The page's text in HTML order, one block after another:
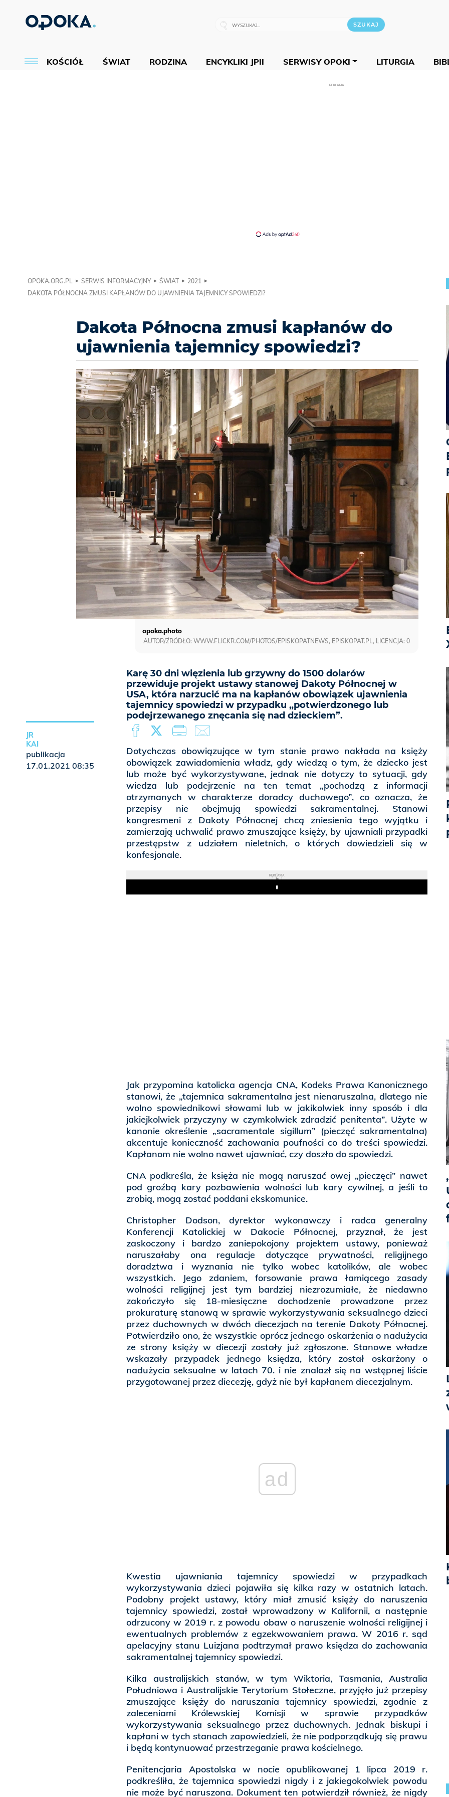
KOŚCIÓŁ ŚWIAT RODZINA ENCYKLIKI JPII SERWISY OPOKI LITURGIA
REKLAMA
OPOKA.ORG.PL SERWIS INFORMACYJNY ŚWIAT
2021
DAKOTA PÓŁNOCNA ZMUSI KAPŁANÓW DO UJAWNIENIA TAJEMNICY SPOWIEDZI?
Dakota Północna zmusi kapłanów do
ujawnienia tajemnicy spowiedzi?
Karę 30 dni więzienia lub grzywny do 1500 dolarów
przewiduje projekt ustawy stanowej Dakoty Północnej w
USA, która narzucić ma na kapłanów obowiązek ujawnienia
tajemnicy spowiedzi w przypadku „potwierdzonego lub
podejrzewanego znęcania się nad dzieckiem”.
opoka.photo
AUTOR/ŹRÓDŁO: WWW.FLICKR.COM/PHOTOS/EPISKOPATNEWS, EPISKOPAT.PL, LICENCJA: 0
Dotychczas obowiązujące w tym stanie prawo nakłada na księży
obowiązek zawiadomienia władz, gdy wiedzą o tym, że dziecko jest
lub może być wykorzystywane, jednak nie dotyczy to sytuacji, gdy
wiedza lub podejrzenie na ten temat „pochodzą z informacji
otrzymanych w charakterze doradcy duchowego”, co oznacza, że
przepisy nie obejmują spowiedzi sakramentalnej. Stanowi
kongresmeni z Dakoty Północnej chcą zniesienia tego wyjątku i
zamierzają uchwalić prawo zmuszające księży, by ujawniali przypadki
przestępstw z udziałem nieletnich, o których dowiedzieli się w
konfesjonale.
REKLAMA
Play
Jak przypomina katolicka agencja CNA, Kodeks Prawa Kanonicznego
stanowi, że „tajemnica sakramentalna jest nienaruszalna, dlatego nie
wolno spowiednikowi słowami lub w jakikolwiek inny sposób i dla
jakiejkolwiek przyczyny w czymkolwiek zdradzić penitenta”. Użyte w
kanonie określenie „sacramentale sigillum” (pieczęć sakramentalna)
akcentuje konieczność zachowania poufności co do treści spowiedzi.
Kapłanom nie wolno nawet ujawniać, czy doszło do spowiedzi.
CNA podkreśla, że księża nie mogą naruszać owej „pieczęci” nawet
pod groźbą kary pozbawienia wolności lub kary cywilnej, a jeśli to
zrobią, mogą zostać poddani ekskomunice.
Christopher Dodson, dyrektor wykonawczy i radca generalny
Konferencji Katolickiej w Dakocie Północnej, przyznał, że jest
zaskoczony i bardzo zaniepokojony projektem ustawy, ponieważ
naruszałaby ona regulacje dotyczące prywatności, religijnego
doradztwa i wyznania nie tylko wobec katolików, ale wobec
wszystkich. Jego zdaniem, forsowanie prawa łamiącego zasady
wolności religijnej jest tym bardziej niezrozumiałe, że niedawno
zakończyło się 18-miesięczne dochodzenie prowadzone przez
prokuraturę stanową w sprawie wykorzystywania seksualnego dzieci
przez duchownych w dwóch diecezjach na terenie Dakoty Północnej.
Potwierdziło ono, że wszystkie oprócz jednego oskarżenia o nadużycia
ze strony księży w diecezji zostały już zgłoszone. Stanowe władze
wskazały przypadek jednego księdza, który został oskarżony o
nadużycia seksualne w latach 70. i nie znalazł się na wstępnej liście
przygotowanej przez diecezję, gdyż nie był kapłanem diecezjalnym.
ad
Kwestia ujawniania tajemnicy spowiedzi w przypadkach
wykorzystywania dzieci pojawiła się kilka razy w ostatnich latach.
Podobny projekt ustawy, który miał zmusić księży do naruszenia
tajemnicy spowiedzi, został wprowadzony w Kalifornii, a następnie
odrzucony w 2019 r. z powodu obaw o naruszenie wolności religijnej i
ewentualnych problemów z egzekwowaniem prawa. W 2016 r. sąd
apelacyjny stanu Luizjana podtrzymał prawo księdza do zachowania
sakramentalnej tajemnicy spowiedzi.
Kilka australijskich stanów, w tym Wiktoria, Tasmania, Australia
Południowa i Australijskie Terytorium Stołeczne, przyjęło już przepisy
zmuszające księży do naruszania tajemnicy spowiedzi, zgodnie z
zaleceniami Królewskiej Komisji w sprawie przypadków
wykorzystywania seksualnego przez duchownych. Jednak biskupi i
kapłani w tych stanach zapowiedzieli, że nie podporządkują się prawu
i będą kontynuować przestrzeganie prawa kościelnego.
Penitencjaria Apostolska w nocie opublikowanej 1 lipca 2019 r.
podkreśliła, że tajemnica spowiedzi nigdy i z jakiegokolwiek powodu
nie może być naruszona. Dokument ten potwierdził również, że nigdy
JR
KAI
publikacja
17.01.2021 08:35